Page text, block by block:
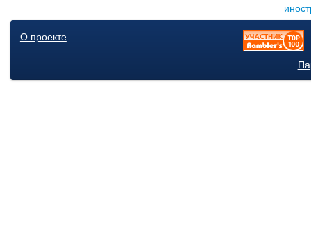
О проекте